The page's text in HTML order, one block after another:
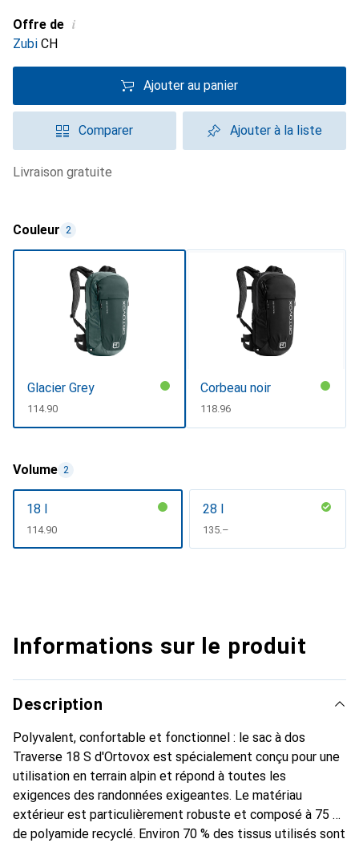
Offre de i
Zubi CH
Ajouter au panier
Comparer Ajouter à la liste
livraison gratuite
Couleur 2
Glacier Grey
CHF
114.90
Corbeau noir
CHF
118.96
Volume 2
18 l
CHF
114.90
28 l
CHF
135.–
Informations sur le produit
Description
Polyvalent, confortable et fonctionnel : le sac à dos
Traverse 18 S d'Ortovox est spécialement conçu pour une
utilisation en terrain alpin et répond à toutes les
exigences des randonnées exigeantes. Le matériau
extérieur est particulièrement robuste et composé à 75 %
de polyamide recyclé. Environ 70 % des tissus utilisés sont